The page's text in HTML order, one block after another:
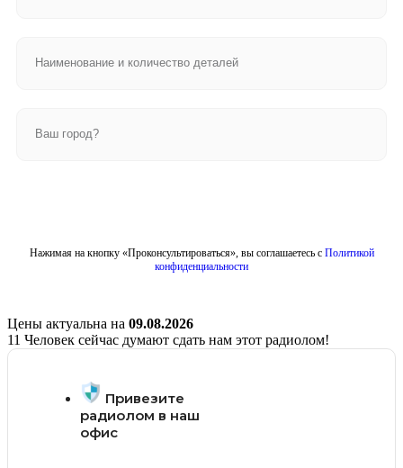
Нажимая на кнопку «Проконсультироваться», вы соглашаетесь с Политикой
конфиденциальности
Цены актуальна на 09.08.2026
11 Человек сейчас думают сдать нам этот радиолом!
Привезите
радиолом в наш
офис